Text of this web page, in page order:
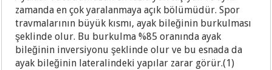
zamanda en çok yaralanmaya açık bölümüdür. Spor
travmalarının büyük kısmı, ayak bileğinin burkulması
şeklinde olur. Bu burkulma %85 oranında ayak
bileğinin inversiyonu şeklinde olur ve bu esnada da
ayak bileğinin lateralindeki yapılar zarar görür.(1)